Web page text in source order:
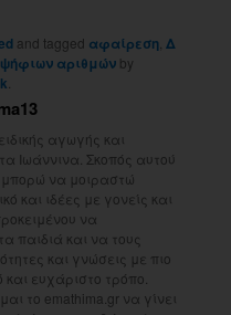
and tagged αφαίρεση ,Δ
αριθμών by
αγωγής και
Ιωάννινα. Σκοπός αυτού
μπορώ να μοιραστώ
και ιδέες με γονείς και
να
παιδιά και να τους
και γνώσεις με πιο
ευχάριστο τρόπο.
το emathima.gr να γίνει